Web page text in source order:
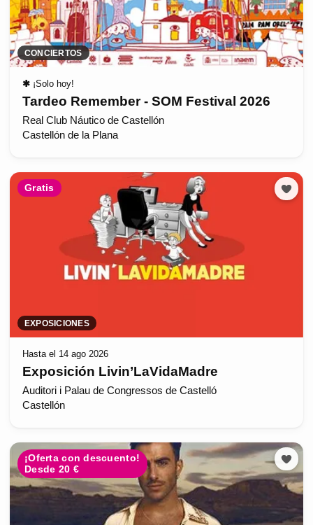
CONCIERTOS
✱ ¡Solo hoy!
Tardeo Remember - SOM Festival 2026
Real Club Náutico de Castellón
Castellón de la Plana
Gratis
EXPOSICIONES
Hasta el 14 ago 2026
Exposición Livin’LaVidaMadre
Auditori i Palau de Congressos de Castelló
Castellón
¡Oferta con descuento!
Desde 20 €